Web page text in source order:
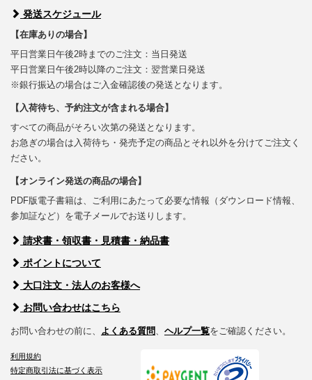
発送スケジュール
【在庫ありの場合】
平日営業日午後2時までのご注文：当日発送
平日営業日午後2時以降のご注文：翌営業日発送
※銀行振込の場合はご入金確認後の発送となります。
【入荷待ち、予約注文が含まれる場合】
すべての商品がそろい次第の発送となります。
お急ぎの場合は入荷待ち・発売予定の商品とそれ以外を分けてご注文く
ださい。
【オンライン発送の商品の場合】
PDF版電子書籍は、ご利用にあたって必要な情報（ダウンロード情報、
参加証など）を電子メールでお送りします。
請求書・領収書・見積書・納品書
ポイントについて
大口注文・法人のお客様へ
お問い合わせはこちら
お問い合わせの前に、 よくある質問、 ヘルプ一覧をご確認ください。
利用規約
特定商取引法に基づく表示